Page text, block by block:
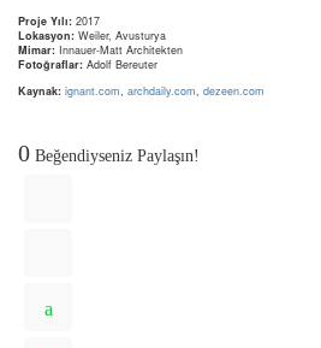
Proje Yılı: 2017
Lokasyon: Weiler, Avusturya
Mimar: Innauer-Matt Architekten
Fotoğraflar: Adolf Bereuter
Kaynak: ignant.com, archdaily.com, dezeen.com
0 Beğendiyseniz Paylaşın!